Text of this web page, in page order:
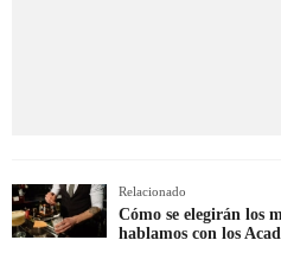
Relacionado
Cómo se elegirán los
hablamos con los